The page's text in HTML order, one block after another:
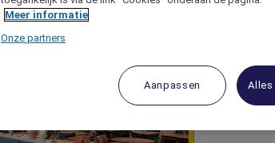
Meer informatie
Onze partners
Aanpassen Alles